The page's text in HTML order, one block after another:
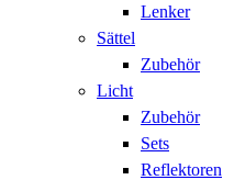
Lenker
Sättel
Zubehör
Licht
Zubehör
Sets
Reflektoren